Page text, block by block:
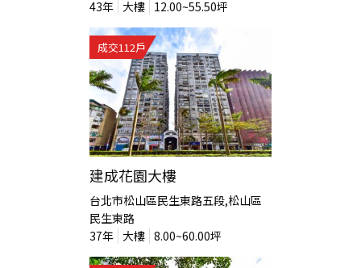
43年 大樓 12.00~55.50坪
成交112戶
建成花園大樓
台北市松山區民生東路五段,松山區
民生東路
37年 大樓 8.00~60.00坪